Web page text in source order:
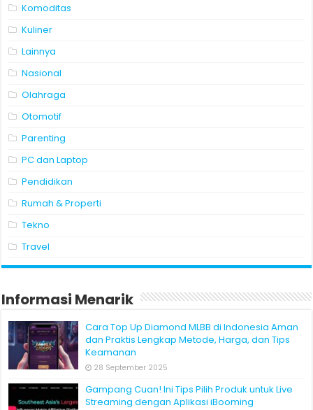
Komoditas
Kuliner
Lainnya
Nasional
Olahraga
Otomotif
Parenting
PC dan Laptop
Pendidikan
Rumah & Properti
Tekno
Travel
Informasi Menarik
Cara Top Up Diamond MLBB di Indonesia Aman
dan Praktis Lengkap Metode, Harga, dan Tips
Keamanan
28 September 2025
Gampang Cuan! Ini Tips Pilih Produk untuk Live
Streaming dengan Aplikasi iBooming